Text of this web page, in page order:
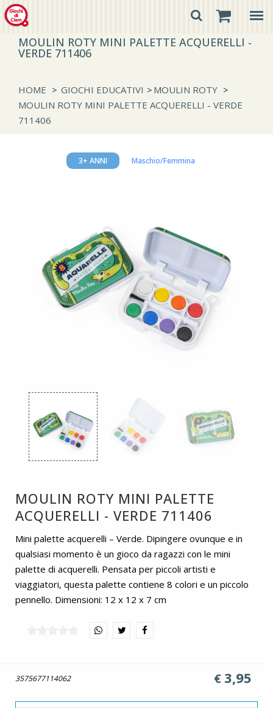
MOULIN ROTY MINI PALETTE ACQUERELLI -
VERDE 711406
HOME > GIOCHI EDUCATIVI > MOULIN ROTY >
MOULIN ROTY MINI PALETTE ACQUERELLI - VERDE
711406
3+ ANNI Maschio/Femmina
MOULIN ROTY MINI PALETTE
ACQUERELLI - VERDE 711406
Mini palette acquerelli – Verde. Dipingere ovunque e in
qualsiasi momento è un gioco da ragazzi con le mini
palette di acquerelli. Pensata per piccoli artisti e
viaggiatori, questa palette contiene 8 colori e un piccolo
pennello. Dimensioni: 12 x 12 x 7 cm
€ 3,95
3575677114062